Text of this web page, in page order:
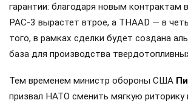
гарантии: благодаря новым контрактам
PAC-3 вырастет втрое, а THAAD — в
того, в рамках сделки будет создана
база для производства
Тем временем министр обороны США
призвал НАТО сменить мягкую риторику